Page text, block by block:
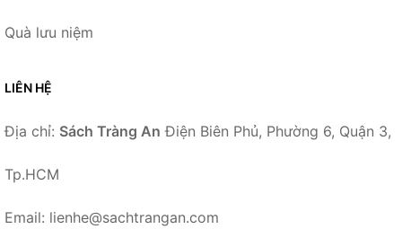
Quà lưu niệm
LIÊN HỆ
Địa chỉ: Sách Tràng An Điện Biên Phủ, Phường 6, Quận 3,
Tp.HCM
Email: lienhe@sachtrangan.com